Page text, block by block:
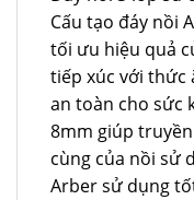
Cấu tạo đáy nồi
tối ưu hiệu quả
tiếp xúc với thức
an toàn cho sức
8mm giúp
cùng của nồi sử
Arber sử dụng